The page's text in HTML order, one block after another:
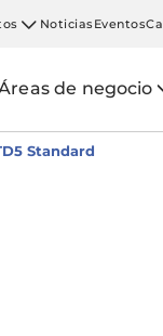
NoticiasEventos
de negocio
Standard